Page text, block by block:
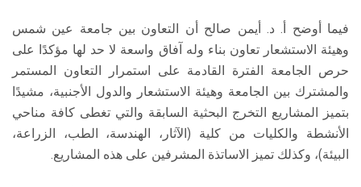
فيما أوضح أ. د. أيمن صالح أن التعاون بين جامعة عين شمس
وهيئة الاستشعار تعاون بناء وله آفاق واسعة لا حد لها مؤكدًا على
حرص الجامعة الفترة القادمة على استمرار التعاون المستمر
والمشترك بين الجامعة وهيئة الاستشعار والدول الأجنبية، مشيدًا
بتميز المشاريع التخرج البحثية السابقة والتي تغطى كافة مناحي
الأنشطة والكليات من كلية (الآثار، الهندسة، الطب، الزراعة،
البيئة)، وكذلك تميز الاساتذة المشرفين على هذه المشاريع.